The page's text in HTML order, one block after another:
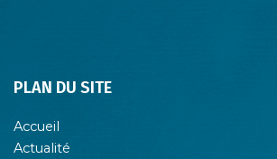
PLAN DU SITE
Accueil
Actualité